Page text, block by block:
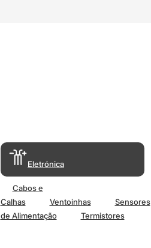
Eletrónica
Cabos e
Calhas
Ventoinhas Sensores
de Alimentação
Termistores